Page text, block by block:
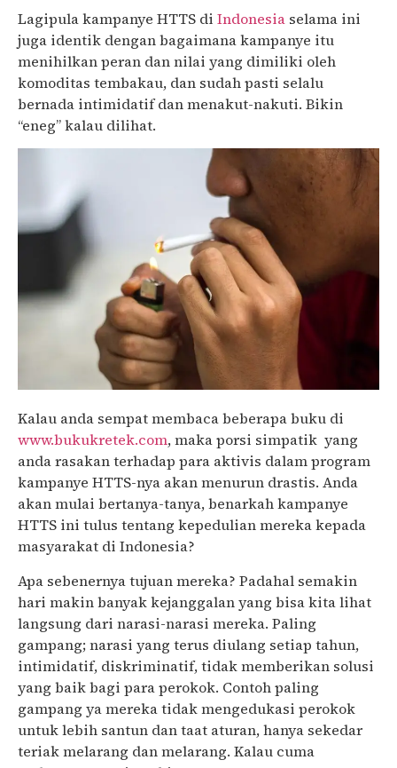
Lagipula kampanye HTTS di Indonesia selama ini
juga identik dengan bagaimana kampanye itu
menihilkan peran dan nilai yang dimiliki oleh
komoditas tembakau, dan sudah pasti selalu
bernada intimidatif dan menakut-nakuti. Bikin
“eneg” kalau dilihat.
Kalau anda sempat membaca beberapa buku di
www.bukukretek.com, maka porsi simpatik yang
anda rasakan terhadap para aktivis dalam program
kampanye HTTS-nya akan menurun drastis. Anda
akan mulai bertanya-tanya, benarkah kampanye
HTTS ini tulus tentang kepedulian mereka kepada
masyarakat di Indonesia?
Apa sebenernya tujuan mereka? Padahal semakin
hari makin banyak kejanggalan yang bisa kita lihat
langsung dari narasi-narasi mereka. Paling
gampang; narasi yang terus diulang setiap tahun,
intimidatif, diskriminatif, tidak memberikan solusi
yang baik bagi para perokok. Contoh paling
gampang ya mereka tidak mengedukasi perokok
untuk lebih santun dan taat aturan, hanya sekedar
teriak melarang dan melarang. Kalau cuma